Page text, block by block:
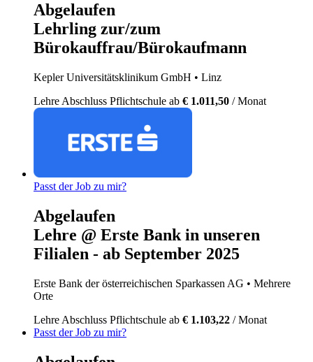
Abgelaufen
Lehrling zur/zum
Bürokauffrau/Bürokaufmann
Kepler Universitätsklinikum GmbH • Linz
Lehre Abschluss Pflichtschule ab € 1.011,50 / Monat
Passt der Job zu mir?
Abgelaufen
Lehre @ Erste Bank in unseren
Filialen - ab September 2025
Erste Bank der österreichischen Sparkassen AG • Mehrere
Orte
Lehre Abschluss Pflichtschule ab € 1.103,22 / Monat
Passt der Job zu mir?